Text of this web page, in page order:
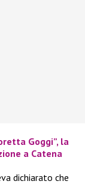
Goggi”, la
a Catena
dichiarato che